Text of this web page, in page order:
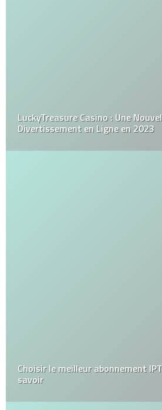
LuckyTreasure Casino : Une
Divertissement en Ligne en 2023
Choisir le meilleur abonnement
savoir